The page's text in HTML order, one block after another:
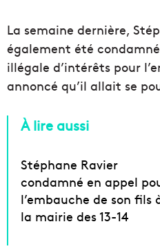
La semaine dernière,
également été
illégale d’intérêts pour
annoncé qu’il allait se
À lire aussi
Stéphane Ravier
condamné en appel
l’embauche de son fils
la mairie des 13-14